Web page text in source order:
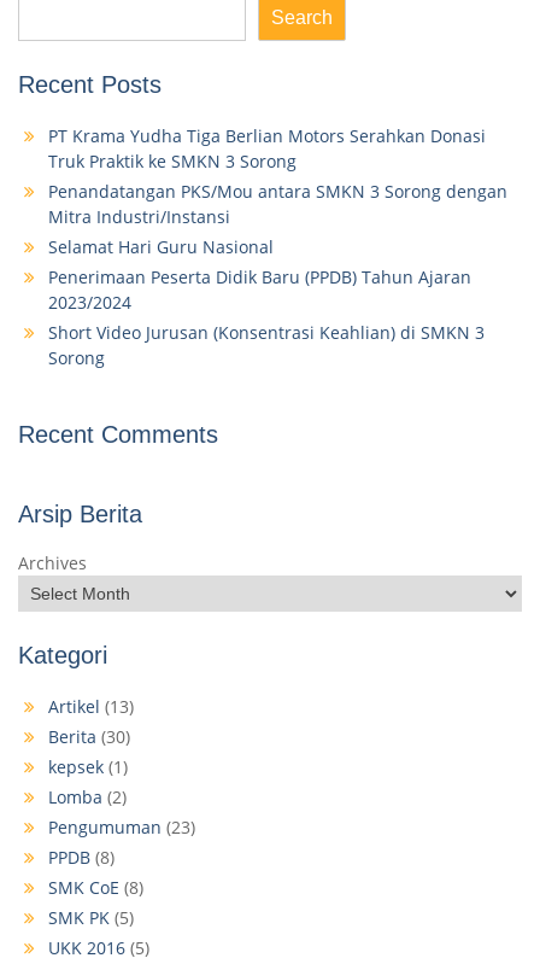
Search
Recent Posts
PT Krama Yudha Tiga Berlian Motors Serahkan Donasi
Truk Praktik ke SMKN 3 Sorong
Penandatangan PKS/Mou antara SMKN 3 Sorong dengan
Mitra Industri/Instansi
Selamat Hari Guru Nasional
Penerimaan Peserta Didik Baru (PPDB) Tahun Ajaran
2023/2024
Short Video Jurusan (Konsentrasi Keahlian) di SMKN 3
Sorong
Recent Comments
Arsip Berita
Archives
Kategori
Artikel (13)
Berita (30)
kepsek (1)
Lomba (2)
Pengumuman (23)
PPDB (8)
SMK CoE (8)
SMK PK (5)
UKK 2016 (5)